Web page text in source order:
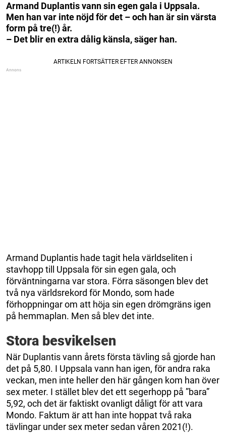
Armand Duplantis vann sin egen gala i Uppsala.
Men han var inte nöjd för det – och han är sin värsta
form på tre(!) år.
– Det blir en extra dålig känsla, säger han.
Armand Duplantis hade tagit hela världseliten i
stavhopp till Uppsala för sin egen gala, och
förväntningarna var stora. Förra säsongen blev det
två nya världsrekord för Mondo, som hade
förhoppningar om att höja sin egen drömgräns igen
på hemmaplan. Men så blev det inte.
Stora besvikelsen
När Duplantis vann årets första tävling så gjorde han
det på 5,80. I Uppsala vann han igen, för andra raka
veckan, men inte heller den här gången kom han över
sex meter. I stället blev det ett segerhopp på ”bara”
5,92, och det är faktiskt ovanligt dåligt för att vara
Mondo. Faktum är att han inte hoppat två raka
tävlingar under sex meter sedan våren 2021(!).